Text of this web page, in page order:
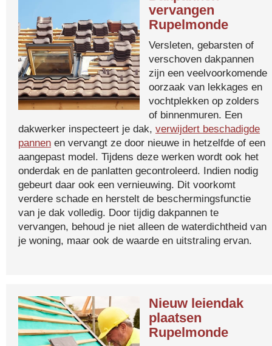
vervangen
Rupelmonde
Versleten, gebarsten of
verschoven dakpannen
zijn een veelvoorkomende
oorzaak van lekkages en
vochtplekken op zolders
of binnenmuren. Een
dakwerker inspecteert je dak, verwijdert beschadigde
pannen en vervangt ze door nieuwe in hetzelfde of een
aangepast model. Tijdens deze werken wordt ook het
onderdak en de panlatten gecontroleerd. Indien nodig
gebeurt daar ook een vernieuwing. Dit voorkomt
verdere schade en herstelt de beschermingsfunctie
van je dak volledig. Door tijdig dakpannen te
vervangen, behoud je niet alleen de waterdichtheid van
je woning, maar ook de waarde en uitstraling ervan.
Nieuw leiendak
plaatsen
Rupelmonde